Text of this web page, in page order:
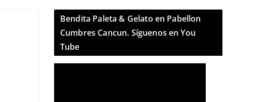
Bendita Paleta & Gelato en Pabellon
Cumbres Cancun. Síguenos en You
Tube